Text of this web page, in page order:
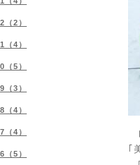
｢
（2）
（4）
（5）
（3）
（4）
（4）
（5）